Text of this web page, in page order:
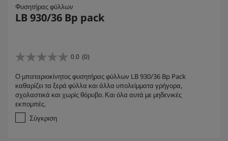
Φυσητήρας φύλλων
LB 930/36 Bp pack
0.0 (0)
0
0
α
π
ό
α
Ο μπαταριοκίνητος φυσητήρας φύλλων LB 930/36 Bp Pack
καθαρίζει τα ξερά φύλλα και άλλα υπολείμματα γρήγορα,
σχολαστικά και χωρίς θόρυβο. Και όλα αυτά με μηδενικές
εκπομπές.
Σύγκριση